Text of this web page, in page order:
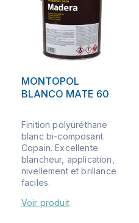
MONTOPOL
BLANCO MATE 60
Finition polyuréthane
blanc bi-composant.
Copain. Excellente
blancheur, application,
nivellement et brillance
faciles.
Voir produit